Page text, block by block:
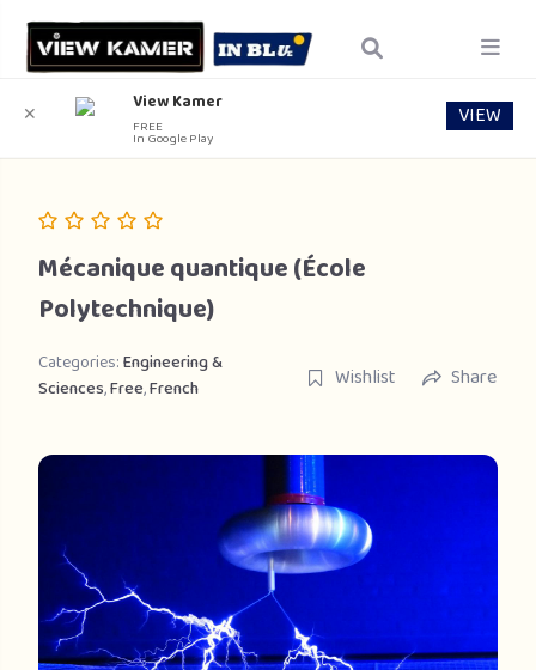
Mécanique quantique (École
Polytechnique)
Categories:Engineering &
Sciences,Free,French Wishlist Share
✕ View Kamer
FREE
In Google Play
VIEW